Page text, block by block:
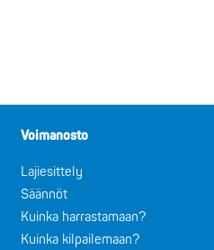
Voimanosto
Lajiesittely
Säännöt
Kuinka harrastamaan?
Kuinka kilpailemaan?